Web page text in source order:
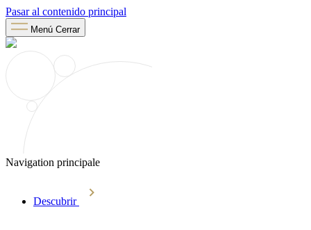
Pasar al contenido principal
Menú Cerrar
Navigation principale
Descubrir